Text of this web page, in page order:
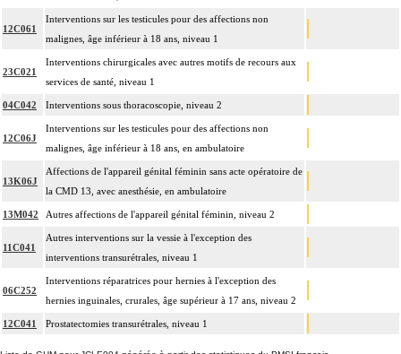
12C061
Interventions sur les testicules pour des affections non
malignes, âge inférieur à 18 ans, niveau 1
23C021
Interventions chirurgicales avec autres motifs de recours aux
services de santé, niveau 1
04C042 Interventions sous thoracoscopie, niveau 2
12C06J
Interventions sur les testicules pour des affections non
malignes, âge inférieur à 18 ans, en ambulatoire
13K06J
Affections de l'appareil génital féminin sans acte opératoire de
la CMD 13, avec anesthésie, en ambulatoire
13M042 Autres affections de l'appareil génital féminin, niveau 2
11C041
Autres interventions sur la vessie à l'exception des
interventions transurétrales, niveau 1
06C252
Interventions réparatrices pour hernies à l'exception des
hernies inguinales, crurales, âge supérieur à 17 ans, niveau 2
12C041 Prostatectomies transurétrales, niveau 1